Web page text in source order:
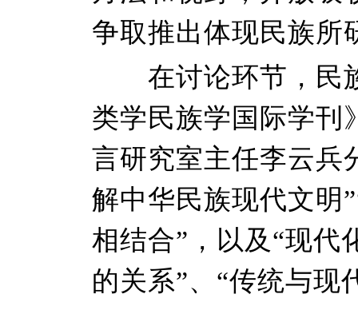
争取推出体现民族所
在讨论环节，民
类学民族学国际学刊
言研究室主任李云兵
解中华民族现代文明
相结合”，以及“现代
的关系”、“传统与现